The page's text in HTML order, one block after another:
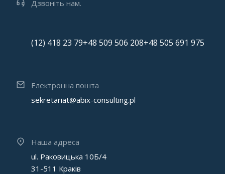
Дзвоніть нам.
(12) 418 23 79+48 509 506 208+48 505 691 975
Електронна пошта
sekretariat@abix-consulting.pl
Наша адреса
ul. Раковицька 10Б/4
31-511 Краків